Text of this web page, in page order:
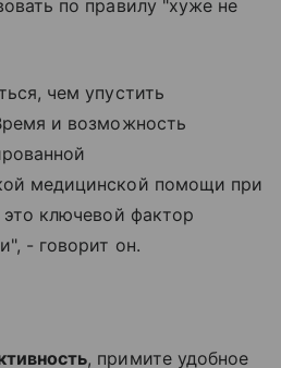
по правилу "хуже не
чем упустить
и возможность
медицинской помощи при
ключевой фактор
- говорит он.
, примите удобное